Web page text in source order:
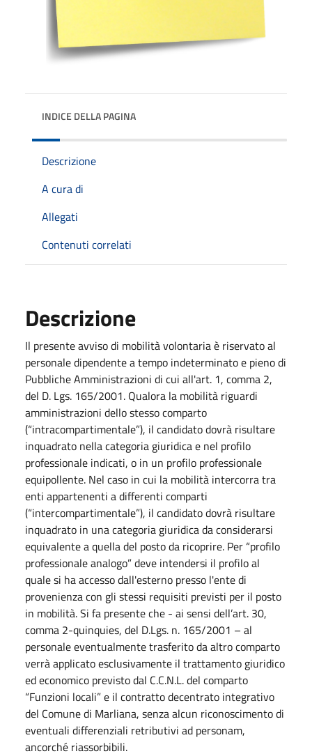
INDICE DELLA PAGINA
Descrizione
A cura di
Allegati
Contenuti correlati
Descrizione
Il presente avviso di mobilità volontaria è riservato al
personale dipendente a tempo indeterminato e pieno di
Pubbliche Amministrazioni di cui all'art. 1, comma 2,
del D. Lgs. 165/2001. Qualora la mobilità riguardi
amministrazioni dello stesso comparto
(“intracompartimentale”), il candidato dovrà risultare
inquadrato nella categoria giuridica e nel profilo
professionale indicati, o in un profilo professionale
equipollente. Nel caso in cui la mobilità intercorra tra
enti appartenenti a differenti comparti
(“intercompartimentale”), il candidato dovrà risultare
inquadrato in una categoria giuridica da considerarsi
equivalente a quella del posto da ricoprire. Per “profilo
professionale analogo” deve intendersi il profilo al
quale si ha accesso dall'esterno presso l'ente di
provenienza con gli stessi requisiti previsti per il posto
in mobilità. Si fa presente che - ai sensi dell’art. 30,
comma 2-quinquies, del D.Lgs. n. 165/2001 – al
personale eventualmente trasferito da altro comparto
verrà applicato esclusivamente il trattamento giuridico
ed economico previsto dal C.C.N.L. del comparto
“Funzioni locali” e il contratto decentrato integrativo
del Comune di Marliana, senza alcun riconoscimento di
eventuali differenziali retributivi ad personam,
ancorché riassorbibili.